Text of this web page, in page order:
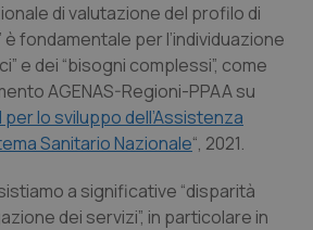
di valutazione del profilo di
è fondamentale per l’individuazione
” e dei “bisogni complessi”, come
AGENAS-Regioni-PPAA su
lo sviluppo dell’Assistenza
Sanitario Nazionale“, 2021.
a significative “disparità
dei servizi”, in particolare in